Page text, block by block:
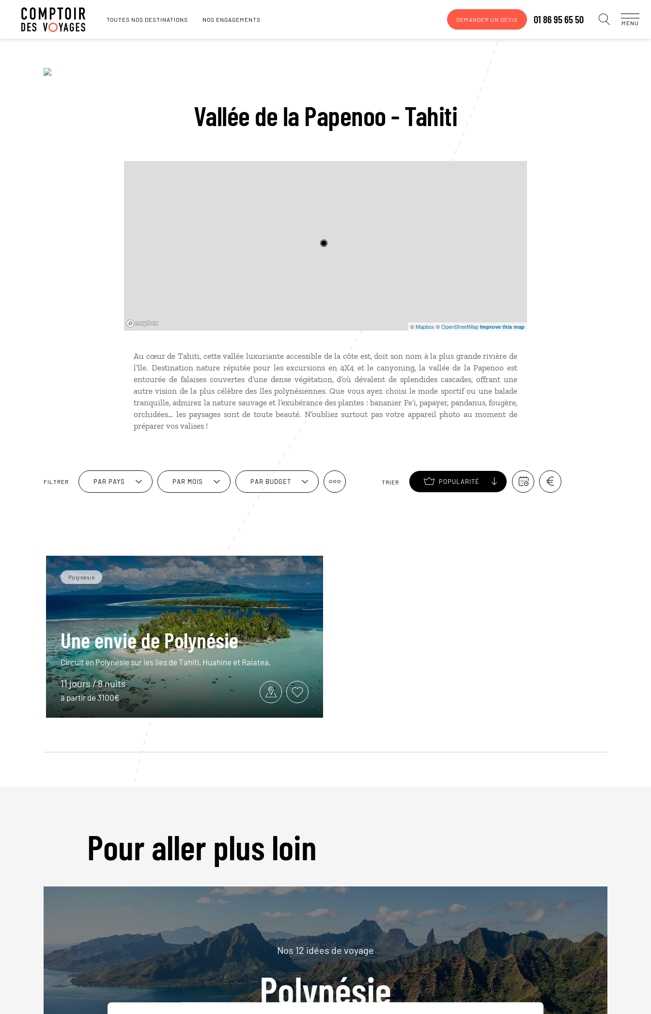
TOUTES NOS DESTINATIONS NOS ENGAGEMENTS DEMANDER UN DEVIS 01 86 95 65 50 MENU
Vallée de la Papenoo - Tahiti
©Mapbox ©OpenStreetMap Improve this map
Au cœur de Tahiti, cette vallée luxuriante accessible de la côte est, doit son nom à la plus grande rivière de
l’île. Destination nature réputée pour les excursions en 4X4 et le canyoning, la vallée de la Papenoo est
entourée de falaises couvertes d’une dense végétation, d’où dévalent de splendides cascades, offrant une
autre vision de la plus célèbre des îles polynésiennes. Que vous ayez choisi le mode sportif ou une balade
tranquille, admirez la nature sauvage et l’exubérance des plantes : bananier Fe’i, papayer, pandanus, fougère,
orchidées… les paysages sont de toute beauté. N’oubliez surtout pas votre appareil photo au moment de
préparer vos valises !
FILTRER PAR PAYS PAR MOIS PAR BUDGET TRIER POPULARITÉ
Polynésie
Une envie de Polynésie
Circuit en Polynésie sur les îles de Tahiti, Huahine et Raiatea.
11 jours / 8 nuits
à partir de 3100€
Pour aller plus loin
Nos 12 idées de voyage
Polynésie